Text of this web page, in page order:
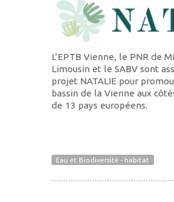
L’EPTB Vienne, le PNR de
Limousin et le SABV sont
projet NATALIE pour
bassin de la Vienne aux
de 13 pays européens.
Eau et Biodiversité - habitat